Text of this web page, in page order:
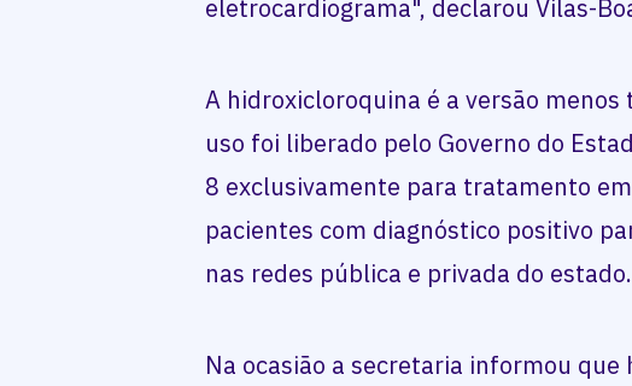
eletrocardiograma", declarou Vilas-
A hidroxicloroquina é a versão menos
uso foi liberado pelo Governo do
8 exclusivamente para tratamento
pacientes com diagnóstico positivo
nas redes pública e privada do estado.
Na ocasião a secretaria informou